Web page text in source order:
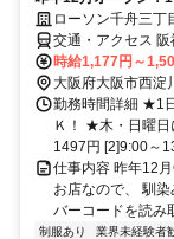
ローソン千舟三丁
交通・アクセス
歩13分
時給1,177円～
大阪府大阪市西淀
勤務時間詳細 ★1
Ｋ！ ★木・日曜日
1497円 [2]9:00～
仕事内容 昨年12
お店なので、 馴
バーコードを読
制服あり 業界未経験者